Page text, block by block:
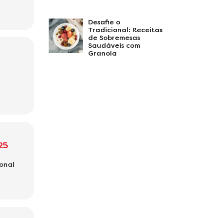
Desafie o
Tradicional: Receitas
de Sobremesas
Saudáveis com
Granola